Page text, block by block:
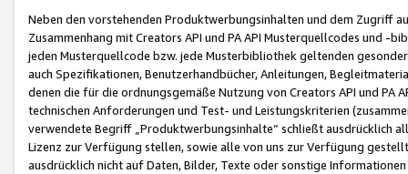
Neben den vorstehenden Produktwerbungsinhalten und dem Zugriff
Zusammenhang mit Creators API und PA API Musterquellcodes und
jeden Musterquellcode bzw. jede Musterbibliothek geltenden
auch Spezifikationen, Benutzerhandbücher, Anleitungen,
denen die für die ordnungsgemäße Nutzung von Creators API und PA
technischen Anforderungen und Test- und Leistungskriterien
verwendete Begriff „Produktwerbungsinhalte“ schließt ausdrücklich
Lizenz zur Verfügung stellen, sowie alle von uns zur Verfügung
ausdrücklich nicht auf Daten, Bilder, Texte oder sonstige